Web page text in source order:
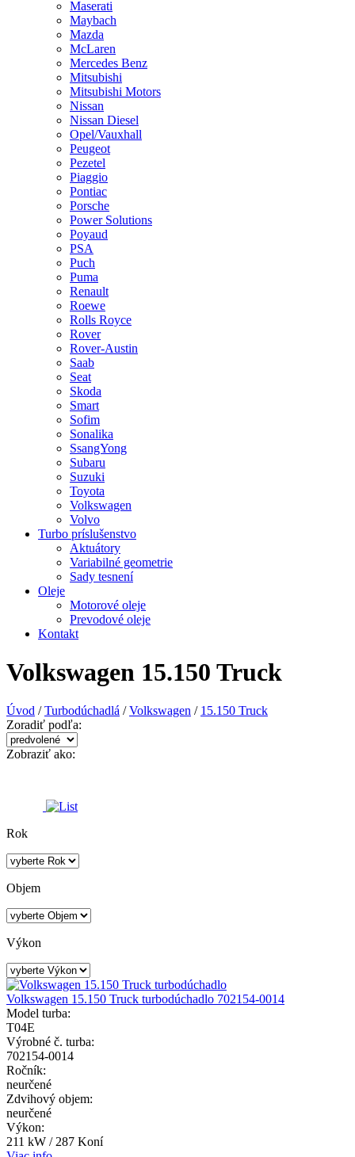
Maserati
Maybach
Mazda
McLaren
Mercedes Benz
Mitsubishi
Mitsubishi Motors
Nissan
Nissan Diesel
Opel/Vauxhall
Peugeot
Pezetel
Piaggio
Pontiac
Porsche
Power Solutions
Poyaud
PSA
Puch
Puma
Renault
Roewe
Rolls Royce
Rover
Rover-Austin
Saab
Seat
Skoda
Smart
Sofim
Sonalika
SsangYong
Subaru
Suzuki
Toyota
Volkswagen
Volvo
Turbo príslušenstvo
Aktuátory
Variabilné geometrie
Sady tesnení
Oleje
Motorové oleje
Prevodové oleje
Kontakt
Volkswagen 15.150 Truck
Úvod / Turbodúchadlá / Volkswagen / 15.150 Truck
Zoradiť podľa:
Zobraziť ako:
Rok
Objem
Výkon
Volkswagen 15.150 Truck turbodúchadlo 702154-0014
Model turba:
T04E
Výrobné č. turba:
702154-0014
Ročník:
neurčené
Zdvihový objem:
neurčené
Výkon:
211 kW / 287 Koní